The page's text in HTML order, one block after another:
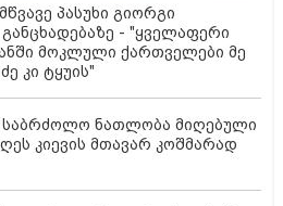
პასუხი გიორგი
- "ყველაფერი
მოკლული ქართველები მე
კი ტყუის"
საბრძოლო ნათლობა მიღებული
კიევის მთავარ კოშმარად